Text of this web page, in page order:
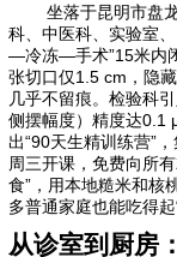
坐落于昆明市盘
科、中医科、实验室
—冷冻—手术”15米内
张切口仅1.5 cm，隐
几乎不留痕。检验科
侧摆幅度）精度达0.1
出“90天生精训练营”
周三开课，免费向所
食”，用本地糙米和核
多普通家庭也能吃得起
从诊室到厨房